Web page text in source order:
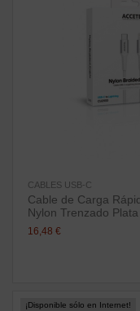
CABLES USB-C
Cable de Carga
Nylon Trenzado
16,48 €
¡Disponible sólo en Internet!